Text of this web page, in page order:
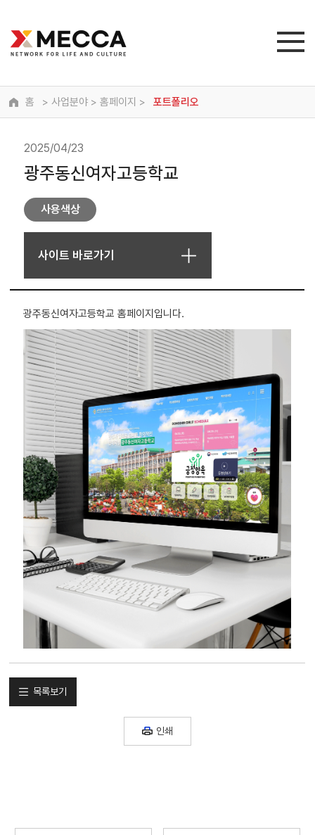
홈 > 사업분야 > 홈페이지 > 포트폴리오
2025/04/23
광주동신여자고등학교
사용색상
사이트 바로가기
광주동신여자고등학교 홈페이지입니다.
목록보기
인쇄